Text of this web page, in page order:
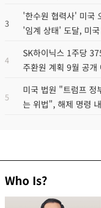
3
'한수원 협력사' 미국
'임계 상태' 도달, 미
4
SK하이닉스 1주당
주환원 계획 9월 공개
5
미국 법원 "트럼프 정
는 위법", 해제 명령
Who Is?